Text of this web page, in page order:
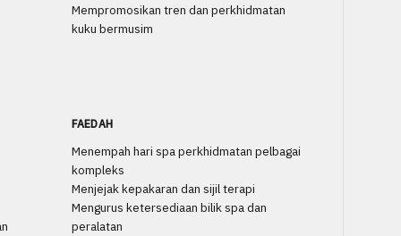
Mempromosikan tren dan perkhidmatan
kuku bermusim
FAEDAH
Menempah hari spa perkhidmatan pelbagai
kompleks
Menjejak kepakaran dan sijil terapi
Mengurus ketersediaan bilik spa dan
peralatan